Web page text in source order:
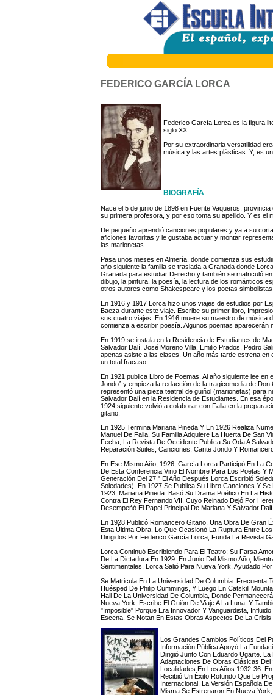
FEDERICO GARCÍA LORCA
Federico García Lorca es la figura
siglo XX.
Por su extraordinaria versatilidad
música y las artes plásticas. Y, es
BIOGRAFÍA
Nace el 5 de junio de 1898 en Fuente Vaqueros,
su primera profesora, y por eso toma su apellido. Y es
De pequeño aprendió canciones populares y ya a su
aficiones favoritas y le gustaba actuar y montar
las marionetas.
Pasa unos meses en Almería, donde comienza sus
año siguiente la familia se traslada a Granada donde
Granada para estudiar Derecho y también se matriculó
dibujo, la pintura, la poesía, la lectura de los románticos
otros autores como Shakespeare y los poetas
En 1916 y 1917 Lorca hizo unos viajes de estudios por
Baeza durante este viaje. Escribe su primer libro,
sus cuatro viajes. En 1916 muere su maestro de música
comienza a escribir poesía. Algunos poemas
En 1919 se instala en la Residencia de Estudiantes de
Salvador Dalí, José Moreno Villa, Emilio Prados, Pedro
apenas asiste a las clases. Un año más tarde estrena en
un total fracaso.
En 1921 publica Libro de Poemas. Al año siguiente lee
Jondo” y empieza la redacción de la tragicomedia de
representó una pieza teatral de guiñol (marionetas) para
Salvador Dalí en la Residencia de Estudiantes. En esa
1924 siguiente volvió a colaborar con Falla en la
gitano.
En 1925 Termina Mariana Pineda Y En 1926 Realiza
Manuel De Falla. Su Familia Adquiere La Huerta De San
Fecha, La Revista De Occidente Publica Su Oda A
Reparación Suites, Canciones, Cante Jondo Y
En Ese Mismo Año, 1926, García Lorca Participó En La
De Esta Conferencia Vino El Nombre Para Los Poetas Y
Generación Del 27." El Año Después Lorca Escribió
Soledades). En 1927 Se Publica Su Libro Canciones Y
1923, Mariana Pineda. Basó Su Drama Poético En La
Contra El Rey Fernando VII, Cuyo Reinado Dejó Por
Desempeñó El Papel Principal De Mariana Y Salvador
En 1928 Publicó Romancero Gitano, Una Obra De Gran
Esta Última Obra, Lo Que Ocasionó La Ruptura Entre
Dirigidos Por Federico García Lorca, Funda La Revista
Lorca Continuó Escribiendo Para El Teatro; Su Farsa
De La Dictadura En 1929. En Junio Del Mismo Año,
Sentimentales, Lorca Salió Para Nueva York, Ayudado
Se Matricula En La Universidad De Columbia. Frecuenta
Huésped De Philip Cummings, Y Luego En Catskill
Hall De La Universidad De Columbia, Donde
Nueva York, Escribe El Guión De Viaje A La Luna. Y
"imposible" Porque Era Innovador Y Vanguardista,
Escena. Se Notan En Estas Obras Aspectos De La
Los Grandes Cambios Políticos Del
Información Pública Apoyó La
Dirigió Junto Con Eduardo Ugarte.
Adaptaciones De Obras Clásicas
Localidades En Los Años 1932-36.
Recibió Un Éxito Rotundo Que Le
Internacional. La Versión Española
Misma Se Estrenaron En Nueva